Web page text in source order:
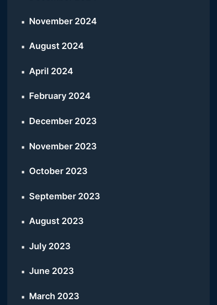
November 2024
August 2024
April 2024
February 2024
December 2023
November 2023
October 2023
September 2023
August 2023
July 2023
June 2023
March 2023